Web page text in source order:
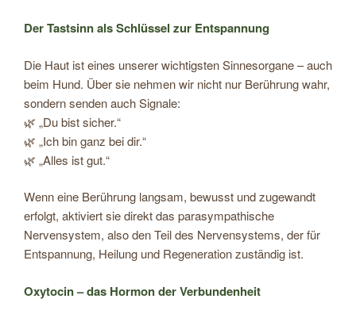
Der Tastsinn als Schlüssel zur Entspannung
Die Haut ist eines unserer wichtigsten Sinnesorgane – auch
beim Hund. Über sie nehmen wir nicht nur Berührung wahr,
sondern senden auch Signale:
🌿 „Du bist sicher.“
🌿 „Ich bin ganz bei dir.“
🌿 „Alles ist gut.“
Wenn eine Berührung langsam, bewusst und zugewandt
erfolgt, aktiviert sie direkt das parasympathische
Nervensystem, also den Teil des Nervensystems, der für
Entspannung, Heilung und Regeneration zuständig ist.
Oxytocin – das Hormon der Verbundenheit